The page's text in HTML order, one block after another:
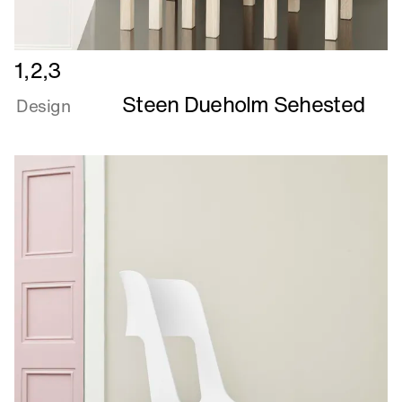
Læs
mere
om
1,2,3
Design Steen Dueholm Sehested